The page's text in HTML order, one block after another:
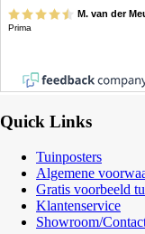
Quick Links
Tuinposters
Algemene
Gratis voorbeeld
Klantenservice
Showroom/